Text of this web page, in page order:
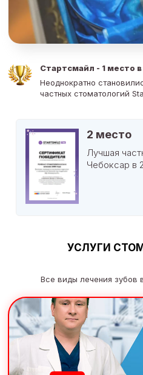
Стартсмайл - 1 место
Неоднократно
частных стоматологий
2 место
Лучшая
Чебоксар в
УСЛУГИ
Все виды лечения зубов